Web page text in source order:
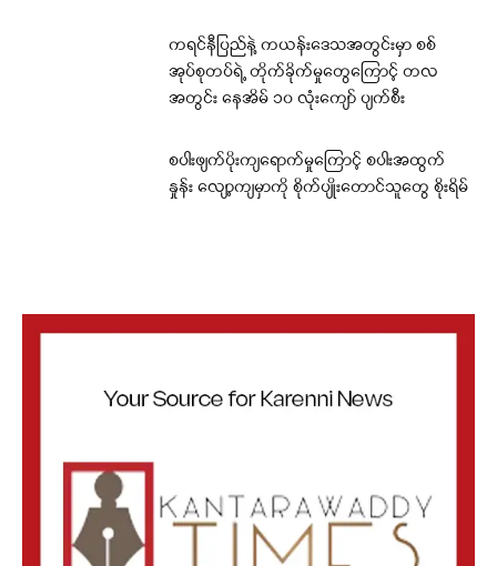
ကရင်နီပြည်နဲ့ ကယန်းဒေသအတွင်းမှာ စစ်
အုပ်စုတပ်ရဲ့ တိုက်ခိုက်မှုတွေကြောင့် တလ
အတွင်း နေအိမ် ၁၀ လုံးကျော် ပျက်စီး
စပါးဖျက်ပိုးကျရောက်မှုကြောင့် စပါးအထွက်
နှုန်း လျော့ကျမှာကို စိုက်ပျိုးတောင်သူတွေ စိုးရိမ်